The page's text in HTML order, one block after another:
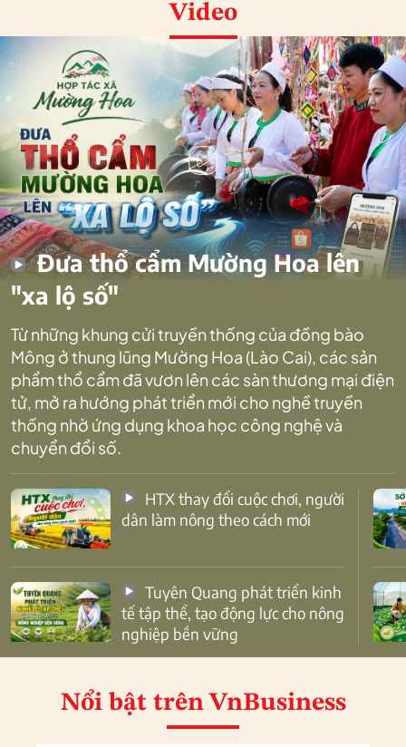
Video
Đưa thổ cẩm Mường Hoa lên
"xa lộ số"
Từ những khung cửi truyền thống của đồng bào
Mông ở thung lũng Mường Hoa (Lào Cai), các sản
phẩm thổ cẩm đã vươn lên các sàn thương mại điện
tử, mở ra hướng phát triển mới cho nghề truyền
thống nhờ ứng dụng khoa học công nghệ và
chuyển đổi số.
dân làm nông theo cách mới
tế tập thể, tạo động lực cho nông
nghiệp bền vững
Nổi bật trên VnBusiness